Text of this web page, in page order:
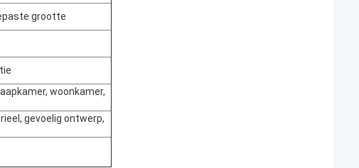
grootte
woonkamer,
gevoelig ontwerp,